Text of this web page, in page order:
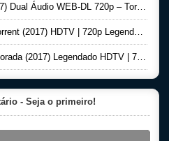
Áudio WEB-DL 720p – Torrent Download
HDTV | 720p Legendado – Download
Legendado HDTV | 720p – Torrent Download
- Seja o primeiro!